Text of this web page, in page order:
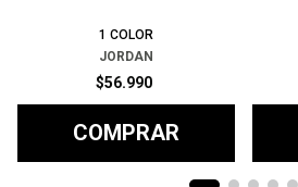
1 COLOR
JORDAN
$56.990
COMPRAR